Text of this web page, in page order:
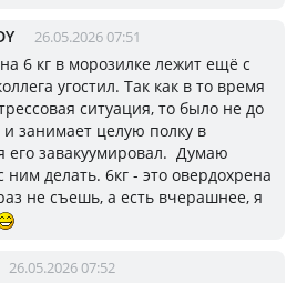
26.05.2026 07:51
6 кг в морозилке лежит ещё с
угостил. Так как в то время
ситуация, то было не до
и занимает целую полку в
его завакуумировал. Думаю
ним делать. 6кг - это овердохрена
не съешь, а есть вчерашнее, я
26.05.2026 07:52